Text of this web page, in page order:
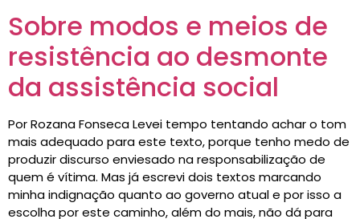
Sobre modos e meios de
resistência ao desmonte
da assistência social
Por Rozana Fonseca Levei tempo tentando achar o tom
mais adequado para este texto, porque tenho medo de
produzir discurso enviesado na responsabilização de
quem é vítima. Mas já escrevi dois textos marcando
minha indignação quanto ao governo atual e por isso a
escolha por este caminho, além do mais, não dá para